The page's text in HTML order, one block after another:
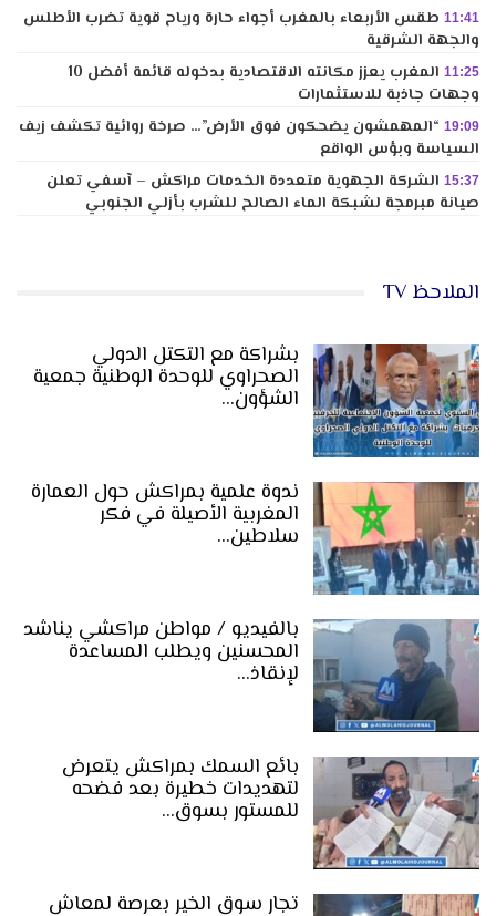
11:41 طقس الأربعاء بالمغرب أجواء حارة ورياح قوية تضرب الأطلس
والجهة الشرقية
11:25
المغرب يعزز مكانته الاقتصادية بدخوله قائمة أفضل 10
وجهات جاذبة للاستثمارات
19:09 “المهمشون يضحكون فوق الأرض”… صرخة روائية تكشف زيف
السياسة وبؤس الواقع
15:37 الشركة الجهوية متعددة الخدمات مراكش – آسفي تعلن
صيانة مبرمجة لشبكة الماء الصالح للشرب بأزلي الجنوبي
الملاحظ TV
بشراكة مع التكتل الدولي
الصحراوي للوحدة الوطنية جمعية
الشؤون…
ندوة علمية بمراكش حول العمارة
المغربية الأصيلة في فكر
سلاطين…
بالفيديو / مواطن مراكشي يناشد
المحسنين ويطلب المساعدة
لإنقاذ…
بائع السمك بمراكش يتعرض
لتهديدات خطيرة بعد فضحه
للمستور بسوق…
تجار سوق الخير بعرصة لمعاش